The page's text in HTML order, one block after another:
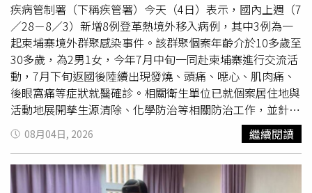
疾病管制署（下稱疾管署）今天（4日）表示，國內上週（7
／28－8／3）新增8例登革熱境外移入病例，其中3例為一
起柬埔寨境外群聚感染事件。該群聚個案年齡介於10多歲至
30多歲，為2男1女，今年7月中旬一同赴柬埔寨進行交流活
動，7月下旬返國後陸續出現發燒、頭痛、噁心、肌肉痛、
後眼窩痛等症狀就醫確診。相關衛生單位已就個案居住地與
活動地展開孳生源清除、化學防治等相關防治工作，並針對
同團成員健康追蹤。本案預計監測至8月6日。疾管署監測資
料顯示，今年截至8月3日，累計111例登革熱確定病例，其
中7例為本土病例，居住地均為高雄市；另104例境外移
入，均自東南亞及南亞國家移入，以印尼（24例）為多，其
08月04日, 2026 繼續閱讀